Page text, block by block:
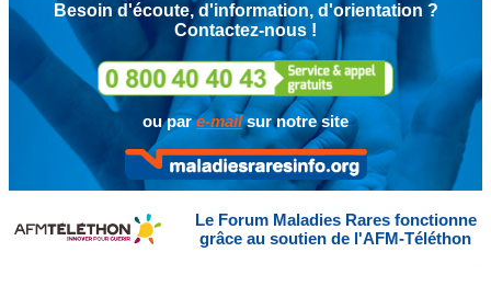
Besoin d'écoute, d'information, d'orientation ?
Contactez-nous !
ou pare-mailsur notre site
Le Forum Maladies Rares fonctionne
grâce au soutien de l'AFM-Téléthon